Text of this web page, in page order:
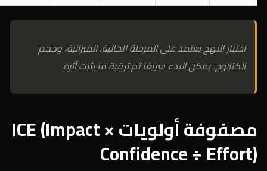
اختيار النهج يعتمد على المرحلة الحالية، الميزانية، وحجم
الكتالوج. يمكن البدء سريعًا ثم ترقية ما يثبت أثره.
مصفوفة أولويات ICE (Impact ×
Confidence ÷ Effort)